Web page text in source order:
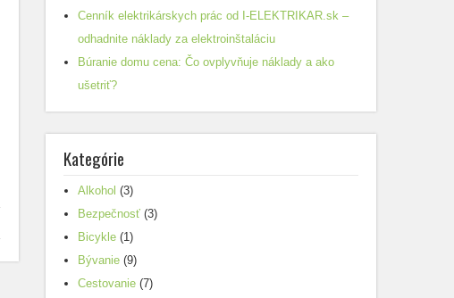
Cenník elektrikárskych prác od I-ELEKTRIKAR.sk –
odhadnite náklady za elektroinštaláciu
Búranie domu cena: Čo ovplyvňuje náklady a ako
ušetriť?
Kategórie
Alkohol (3)
Bezpečnosť (3)
Bicykle (1)
Bývanie (9)
Cestovanie (7)